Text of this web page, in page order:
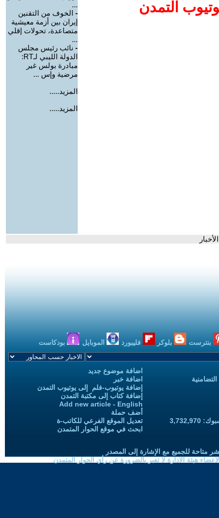
التمدن
...
- الخوف من التقنين
إيران بين أزمة معيشية
متصاعدة، تحولات إقلي
...
- نائب رئيس مجلس
الدولة الليبي لـRT:
مبادرة بولس غير
مرضية وإس ...
المزيد.....
المزيد.....
بنترست بلوكر فليبورد الموبايل بودكاست
اضافة موضوع جديد
اضافة خبر
إضافة يوتيوب-فلم إلى يوتيوب التمدن
إضافة كتاب إلى مكتبة التمدن
Add new article - English
أضف حملة
تعديل الموقع الفرعي للكاتب-ة
ابحث في موقع الحوار المتمدن
متاحة للجميع مع الإشارة إلى المصدر
هيئة الادارة لا تعبر بالضرورة عن رأي الحوار المتمدن